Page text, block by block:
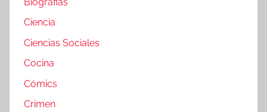
Ciencia
Ciencias Sociales
Cocina
Cómics
Crimen